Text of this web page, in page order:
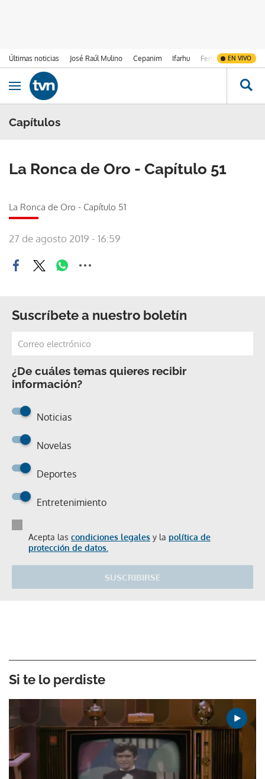
Últimas noticias José Raúl Mulino Cepanim Ifarhu Fenómeno de El
EN VIVO
Ir al contenido
Obrir navegació
Capítulos
La Ronca de Oro - Capítulo 51
La Ronca de Oro - Capítulo 51
27 de agosto 2019 - 16:59
Suscríbete a nuestro boletín
¿De cuáles temas quieres recibir
información?
Noticias
Novelas
Deportes
Entretenimiento
Acepta las condiciones legales y la política de
protección de datos.
SUSCRIBIRSE
Si te lo perdiste